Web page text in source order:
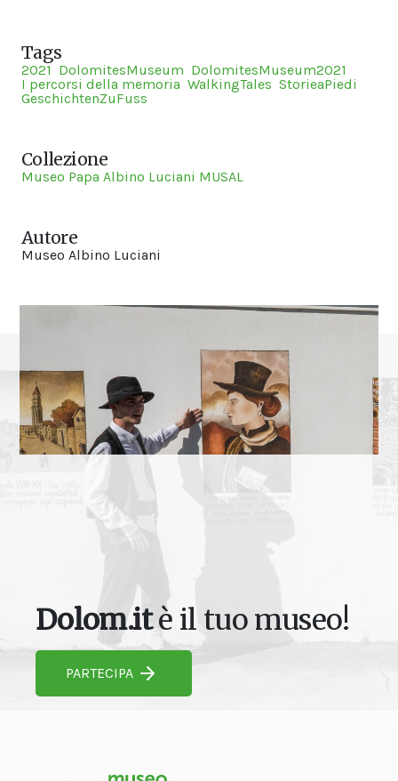
Tags
2021 DolomitesMuseum DolomitesMuseum2021
I percorsi della memoria WalkingTales StorieaPiedi
GeschichtenZuFuss
Collezione
Museo Papa Albino Luciani MUSAL
Autore
Museo Albino Luciani
Dolom.itè il tuo museo!
PARTECIPA